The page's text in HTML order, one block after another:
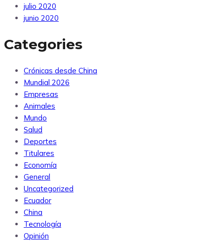
julio 2020
junio 2020
Categories
Crónicas desde China
Mundial 2026
Empresas
Animales
Mundo
Salud
Deportes
Titulares
Economía
General
Uncategorized
Ecuador
China
Tecnología
Opinión